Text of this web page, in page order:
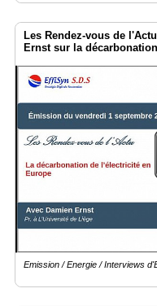
Les Rendez-vous de
Ernst sur la
Emission / Energie / Interviews